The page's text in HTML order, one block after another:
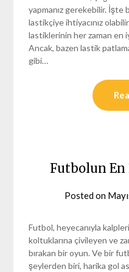
yapmanız gerekebilir. İşte
lastikçiye ihtiyacınız
lastiklerinin her zaman en
Ancak, bazen lastik
gibi…
Futbolun En
Posted on
Futbol, heyecanıyla
koltuklarına çivileyen ve
bırakan bir oyun. Ve bir
şeylerden biri, harika gol